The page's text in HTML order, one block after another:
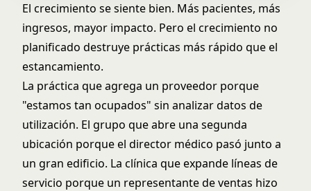
El crecimiento se siente bien. Más pacientes, más
ingresos, mayor impacto. Pero el crecimiento no
planificado destruye prácticas más rápido que el
estancamiento.
La práctica que agrega un proveedor porque
"estamos tan ocupados" sin analizar datos de
utilización. El grupo que abre una segunda
ubicación porque el director médico pasó junto a
un gran edificio. La clínica que expande líneas de
servicio porque un representante de ventas hizo